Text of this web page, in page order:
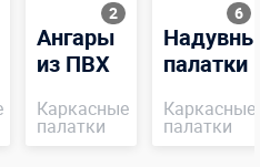
2
Ангары
из ПВХ
Каркасные
палатки
6
палатки
Каркасные
палатки